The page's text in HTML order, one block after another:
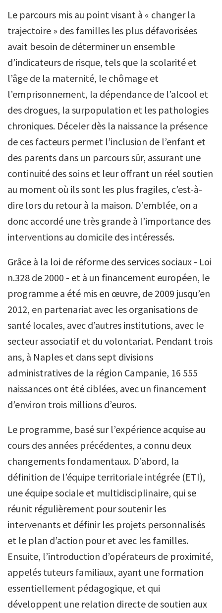
Le parcours mis au point visant à « changer la
trajectoire » des familles les plus défavorisées
avait besoin de déterminer un ensemble
d’indicateurs de risque, tels que la scolarité et
l’âge de la maternité, le chômage et
l’emprisonnement, la dépendance de l’alcool et
des drogues, la surpopulation et les pathologies
chroniques. Déceler dès la naissance la présence
de ces facteurs permet l’inclusion de l’enfant et
des parents dans un parcours sûr, assurant une
continuité des soins et leur offrant un réel soutien
au moment où ils sont les plus fragiles, c’est-à-
dire lors du retour à la maison. D’emblée, on a
donc accordé une très grande à l’importance des
interventions au domicile des intéressés.
Grâce à la loi de réforme des services sociaux - Loi
n.328 de 2000 - et à un financement européen, le
programme a été mis en œuvre, de 2009 jusqu’en
2012, en partenariat avec les organisations de
santé locales, avec d’autres institutions, avec le
secteur associatif et du volontariat. Pendant trois
ans, à Naples et dans sept divisions
administratives de la région Campanie, 16 555
naissances ont été ciblées, avec un financement
d’environ trois millions d’euros.
Le programme, basé sur l’expérience acquise au
cours des années précédentes, a connu deux
changements fondamentaux. D’abord, la
définition de l’équipe territoriale intégrée (ETI),
une équipe sociale et multidisciplinaire, qui se
réunit régulièrement pour soutenir les
intervenants et définir les projets personnalisés
et le plan d’action pour et avec les familles.
Ensuite, l’introduction d’opérateurs de proximité,
appelés tuteurs familiaux, ayant une formation
essentiellement pédagogique, et qui
développent une relation directe de soutien aux